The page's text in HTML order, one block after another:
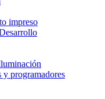
impreso
y programadores